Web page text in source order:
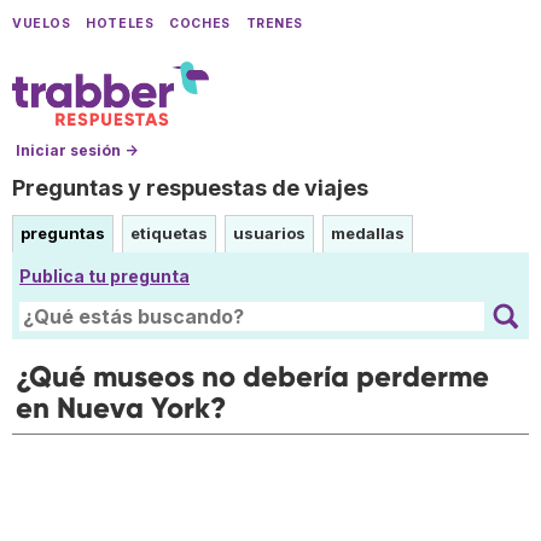
VUELOS HOTELES COCHES TRENES
Iniciar sesión →
Preguntas y respuestas de viajes
preguntas etiquetas usuarios medallas
Publica tu pregunta
¿Qué museos no debería perderme
en Nueva York?